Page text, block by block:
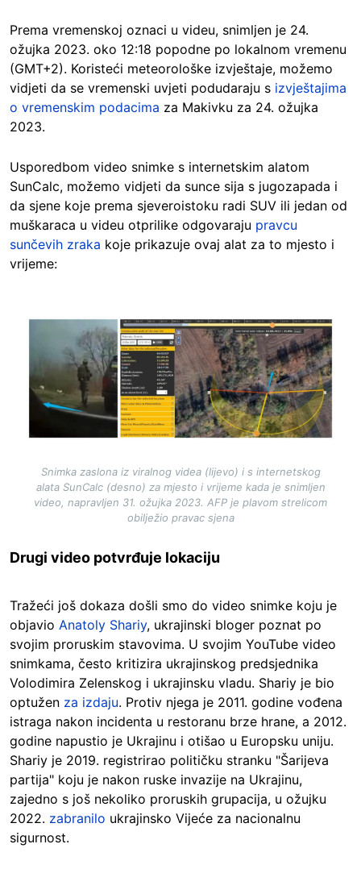
Prema vremenskoj oznaci u videu, snimljen je 24.
ožujka 2023. oko 12:18 popodne po lokalnom vremenu
(GMT+2). Koristeći meteorološke izvještaje, možemo
vidjeti da se vremenski uvjeti podudaraju s izvještajima
o vremenskim podacima za Makivku za 24. ožujka
2023.
Usporedbom video snimke s internetskim alatom
SunCalc, možemo vidjeti da sunce sija s jugozapada i
da sjene koje prema sjeveroistoku radi SUV ili jedan od
muškaraca u videu otprilike odgovaraju pravcu
sunčevih zraka koje prikazuje ovaj alat za to mjesto i
vrijeme:
Snimka zaslona iz viralnog videa (lijevo) i s internetskog
alata SunCalc (desno) za mjesto i vrijeme kada je snimljen
video, napravljen 31. ožujka 2023. AFP je plavom strelicom
obilježio pravac sjena
Drugi video potvrđuje lokaciju
Tražeći još dokaza došli smo do video snimke koju je
objavio Anatoly Shariy, ukrajinski bloger poznat po
svojim proruskim stavovima. U svojim YouTube video
snimkama, često kritizira ukrajinskog predsjednika
Volodimira Zelenskog i ukrajinsku vladu. Shariy je bio
optužen za izdaju. Protiv njega je 2011. godine vođena
istraga nakon incidenta u restoranu brze hrane, a 2012.
godine napustio je Ukrajinu i otišao u Europsku uniju.
Shariy je 2019. registrirao političku stranku "Šarijeva
partija" koju je nakon ruske invazije na Ukrajinu,
zajedno s još nekoliko proruskih grupacija, u ožujku
2022. zabranilo ukrajinsko Vijeće za nacionalnu
sigurnost.